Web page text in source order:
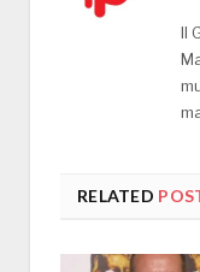
Il
RELATED